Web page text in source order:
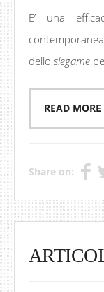
E’ una
dello slegame
READ MORE
Share on: